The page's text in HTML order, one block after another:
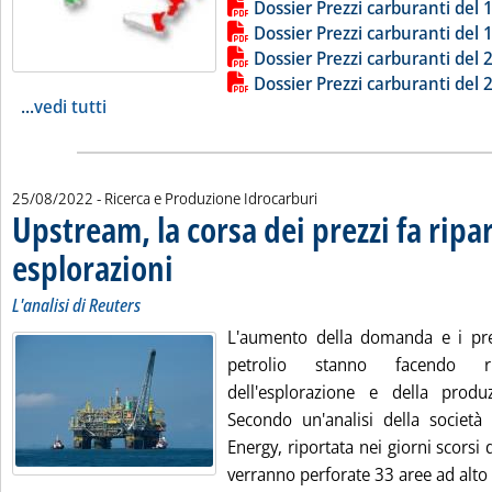
Dossier Prezzi carburanti del
Dossier Prezzi carburanti del
Dossier Prezzi carburanti del
Dossier Prezzi carburanti del
...vedi tutti
25/08/2022 - Ricerca e Produzione Idrocarburi
Upstream, la corsa dei prezzi fa
esplorazioni . Sottotitolo: L'analisi di Reuters
. Pubblicata giovedì 25 agosto 2022 alle 17.4.
L'analisi di Reuters
L'aumento della domanda e i
petrolio stanno facendo
dell'esplorazione e della
Secondo un'analisi della società
Energy, riportata nei giorni scorsi
verranno perforate 33 aree ad alto